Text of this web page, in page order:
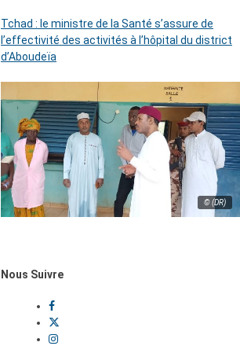
Tchad : le ministre de la Santé s’assure de
l’effectivité des activités à l’hôpital du district
d’Aboudeïa
© (DR)
Nous Suivre